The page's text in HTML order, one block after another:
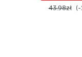
43.98zł (-